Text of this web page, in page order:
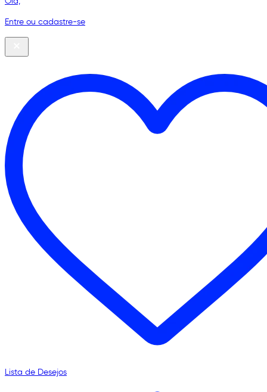
Entre ou cadastre-se
Lista de Desejos